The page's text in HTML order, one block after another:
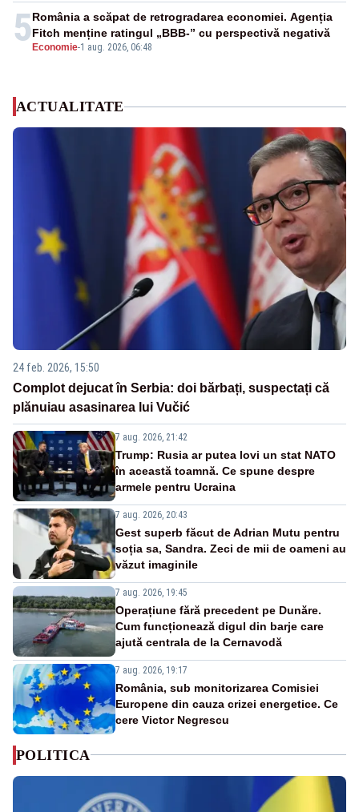
5 Economie-1 aug. 2026, 06:48
România a scăpat de retrogradarea economiei. Agenția
Fitch menține ratingul „BBB-” cu perspectivă negativă
ACTUALITATE
24 feb. 2026, 15:50
Complot dejucat în Serbia: doi bărbați, suspectați că
plănuiau asasinarea lui Vučić
7 aug. 2026, 21:42
Trump: Rusia ar putea lovi un stat NATO
în această toamnă. Ce spune despre
armele pentru Ucraina
7 aug. 2026, 20:43
Gest superb făcut de Adrian Mutu pentru
soția sa, Sandra. Zeci de mii de oameni au
văzut imaginile
7 aug. 2026, 19:45
Operațiune fără precedent pe Dunăre.
Cum funcționează digul din barje care
ajută centrala de la Cernavodă
7 aug. 2026, 19:17
România, sub monitorizarea Comisiei
Europene din cauza crizei energetice. Ce
cere Victor Negrescu
POLITICA